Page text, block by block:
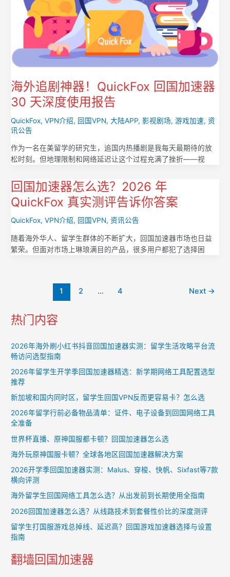
海外追剧神器！QuickFox 回国加速器
30 天深度使用报告
QuickFox,VPN介绍, 回国VPN,大陆APP,影视剧场,游戏加速,资
讯公告
作为一名在美留学的研究生，追国内热播剧是我每天最期待的放
松时刻。但地理限制和网络延迟让这个过程充满了挫折——视
回国加速器怎么选？2026 年
QuickFox 真实测评告诉你答案
QuickFox,VPN介绍, 回国VPN,资讯公告
随着海外华人、留学生群体的不断扩大，回国加速器市场也日益
繁荣。但面对市场上琳琅满目的产品，很多用户都犯了选择困
1 2 … 4 Next →
热门内容
2026年海外刷小红书抖音回国加速器实测：留学生活攻略平台流
畅访问选型指南
2026年留学生开学季回国加速器精选：新学期网络工具配置选型
推荐
新加坡和国内同时区，留学生回国VPN反而更容易卡？怎么选
2026年留学行前必备物品清单：证件、电子设备到回国网络工具
全准备
世界杯直播、原神国服都卡顿？回国加速器怎么选
海外玩原神国服卡顿？全球各地区回国加速器解决方案
2026开学季回国加速器实测：Malus、穿梭、快帆、Sixfast等7款
横向评测
海外留学生回国网络工具怎么选？从出发前到长期使用全指南
2026回国加速器怎么选？从线路技术到套餐性价比的深度测评
留学生打国服游戏总掉线、延迟高？回国游戏加速器选择与设置
指南
翻墙回国加速器